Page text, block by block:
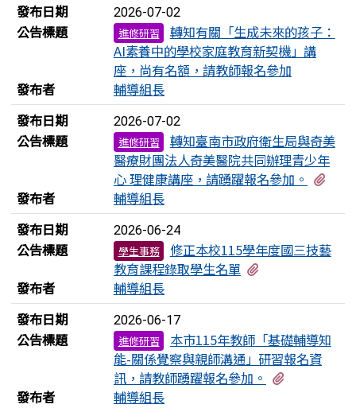
發布日期
2026-07-02
公告標題 進修研習
轉知有關「生成未來的孩子：
AI素養中的學校家庭教育新契機」講
座，尚有名額，請教師報名參加
發布者
輔導組長
發布日期
2026-07-02
公告標題 進修研習
轉知臺南市政府衛生局與奇美
醫療財團法人奇美醫院共同辦理青少年
心 理健康講座，請踴躍報名參加。
發布者
輔導組長
發布日期
2026-06-24
公告標題 學生事務
修正本校115學年度國三技藝
教育課程錄取學生名單
發布者
輔導組長
發布日期
2026-06-17
公告標題 進修研習
本市115年教師「基礎輔導知
能-關係覺察與親師溝通」研習報名資
訊，請教師踴躍報名參加。
發布者
輔導組長